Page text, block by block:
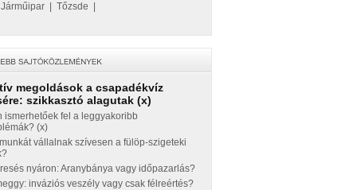
Járműipar Tőzsde
megoldások a csapadékvíz
szikkasztó alagutak (x)
ismerhetőek fel a leggyakoribb
(x)
vállalnak szívesen a fülöp-szigeteki
nyáron: Aranybánya vagy időpazarlás?
inváziós veszély vagy csak félreértés?